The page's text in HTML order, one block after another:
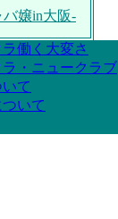
嬢in大阪-
働く大変さ
・ニュークラブ
て
いて